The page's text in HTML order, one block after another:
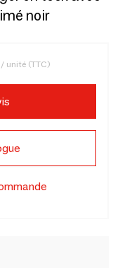
noir
/ unité (TTC)